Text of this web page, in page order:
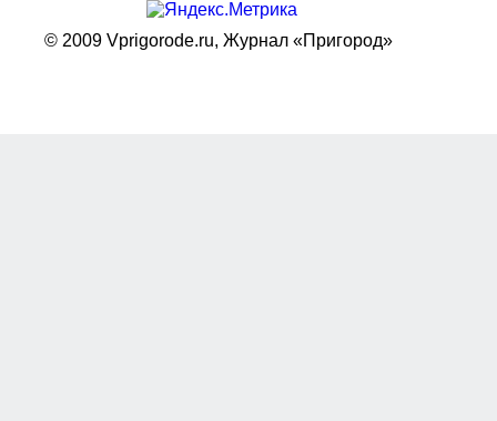
© 2009 Vprigorode.ru, Журнал «Пригород»